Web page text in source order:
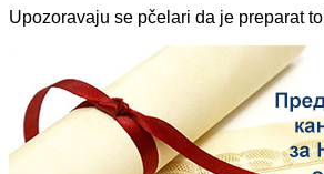
Upozoravaju se pčelari da je preparat